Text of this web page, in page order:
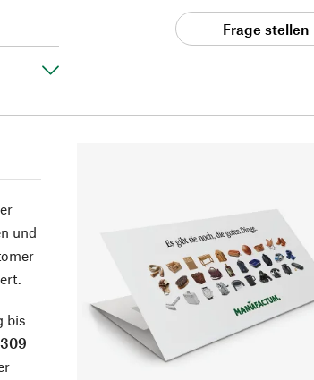
Frage stellen
und
bis